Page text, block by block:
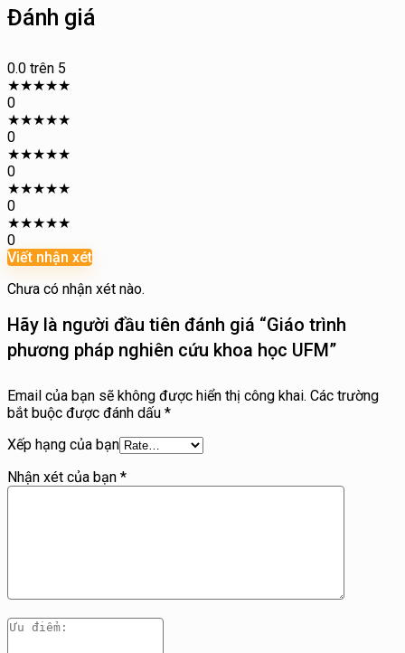
Đánh giá
0.0 trên 5
★★★★★
0
★★★★★
0
★★★★★
0
★★★★★
0
★★★★★
0
Viết nhận xét
Chưa có nhận xét nào.
Hãy là người đầu tiên đánh giá “Giáo trình
phương pháp nghiên cứu khoa học UFM”
Email của bạn sẽ không được hiển thị công khai. Các trường
bắt buộc được đánh dấu *
Xếp hạng của bạn
Nhận xét của bạn *